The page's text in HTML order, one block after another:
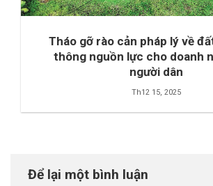
Tháo gỡ rào cản pháp lý về
thông nguồn lực cho doanh
người dân
Th12 15, 2025
Để lại một bình luận